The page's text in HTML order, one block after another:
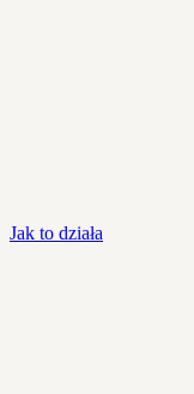
Jak to działa